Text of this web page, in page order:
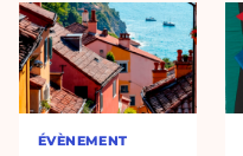
ÉVÈNEMENT